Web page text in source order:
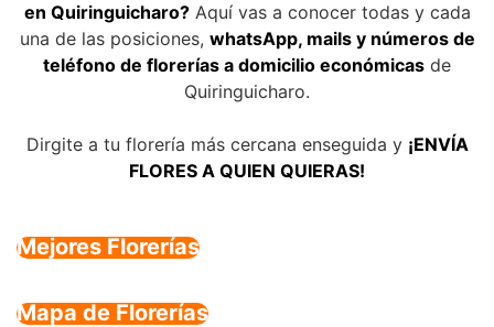
en Quiringuicharo?Aquí vas a conocer todas y cada
una de las posiciones, whatsApp, mails y números de
teléfono de florerías a domicilio económicas de
Quiringuicharo.
Dirgite a tu florería más cercana enseguida y ¡ENVÍA
FLORES A QUIEN QUIERAS!
Mejores Florerías
Mapa de Florerías